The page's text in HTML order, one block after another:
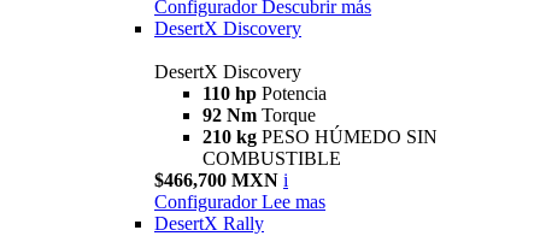
Configurador Descubrir más
DesertX Discovery
DesertX Discovery
110 hp Potencia
92 Nm Torque
210 kg PESO HÚMEDO SIN
COMBUSTIBLE
$466,700 MXN i
Configurador Lee mas
DesertX Rally